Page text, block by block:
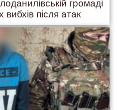
громаді
вибхів після атак